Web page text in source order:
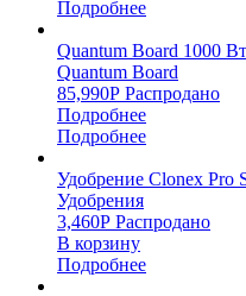
Подробнее
Quantum Board 1000
Quantum Board
85,990Р Распродано
Подробнее
Подробнее
Удобрение Clonex Pro
Удобрения
3,460Р Распродано
В корзину
Подробнее